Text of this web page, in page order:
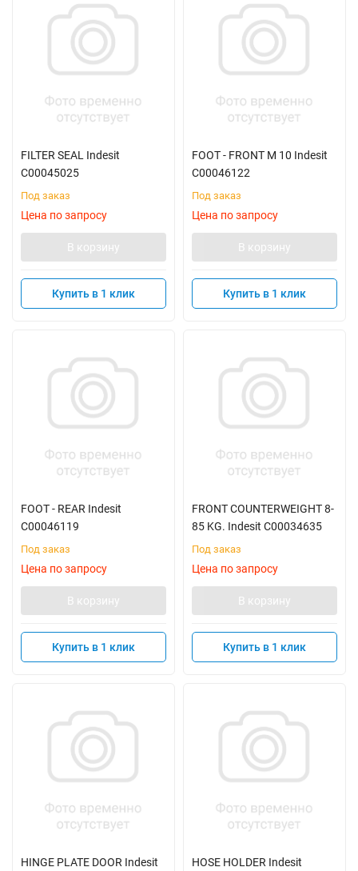
FILTER SEAL Indesit
C00045025
Под заказ
Цена по запросу
В корзину
Купить в 1 клик
FOOT - FRONT M 10 Indesit
C00046122
Под заказ
Цена по запросу
В корзину
Купить в 1 клик
FOOT - REAR Indesit
C00046119
Под заказ
Цена по запросу
В корзину
Купить в 1 клик
FRONT COUNTERWEIGHT 8-
85 KG. Indesit C00034635
Под заказ
Цена по запросу
В корзину
Купить в 1 клик
HINGE PLATE DOOR Indesit
HOSE HOLDER Indesit